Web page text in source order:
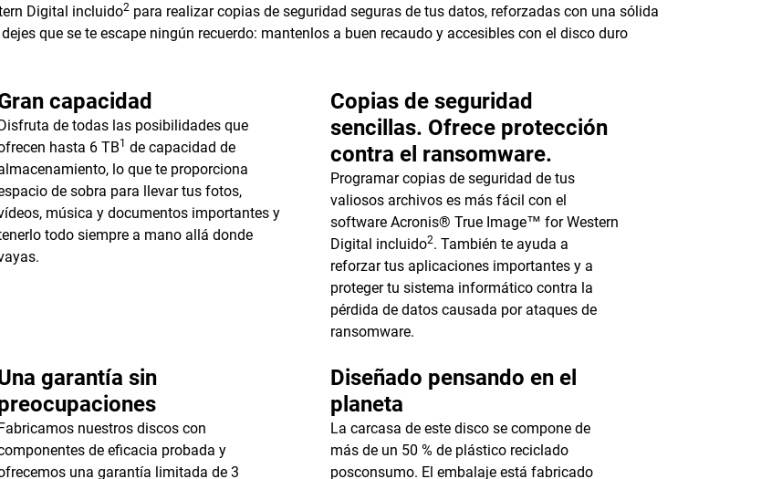
Digital incluido2 para realizar copias de seguridad seguras de tus datos, reforzadas con una sólida
que se te escape ningún recuerdo: mantenlos a buen recaudo y accesibles con el disco duro
capacidad
de todas las posibilidades que
hasta 6 TB1 de capacidad de
lo que te proporciona
de sobra para llevar tus fotos,
música y documentos importantes y
todo siempre a mano allá donde
Copias de seguridad
sencillas. Ofrece protección
contra el ransomware.
Programar copias de seguridad de tus
valiosos archivos es más fácil con el
software Acronis® True Image™ for Western
Digital incluido2. También te ayuda a
reforzar tus aplicaciones importantes y a
proteger tu sistema informático contra la
pérdida de datos causada por ataques de
ransomware.
garantía sin
nuestros discos con
de eficacia probada y
una garantía limitada de 3
Diseñado pensando en el
planeta
La carcasa de este disco se compone de
más de un 50 % de plástico reciclado
posconsumo. El embalaje está fabricado